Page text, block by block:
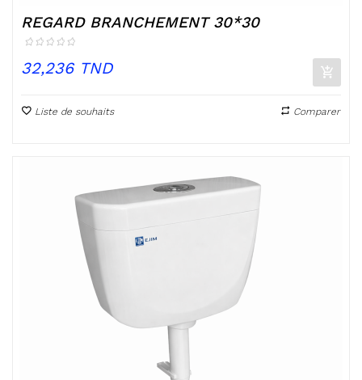
REGARD BRANCHEMENT 30*30
Prix
32,236 TND
Liste de souhaits Comparer